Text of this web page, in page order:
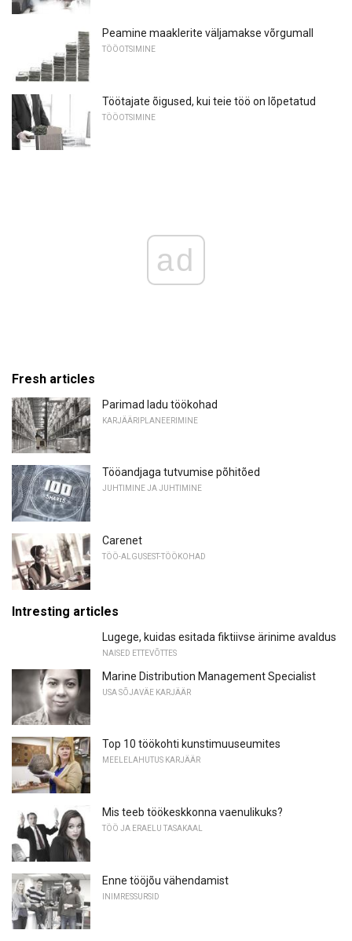
Peamine maaklerite väljamakse võrgumall
TÖÖOTSIMINE
Töötajate õigused, kui teie töö on lõpetatud
TÖÖOTSIMINE
ad
Fresh articles
Parimad ladu töökohad
KARJÄÄRIPLANEERIMINE
Tööandjaga tutvumise põhitõed
JUHTIMINE JA JUHTIMINE
Carenet
TÖÖ-ALGUSEST-TÖÖKOHAD
Intresting articles
Lugege, kuidas esitada fiktiivse ärinime avaldus
NAISED ETTEVÕTTES
Marine Distribution Management Specialist
USA SÕJAVÄE KARJÄÄR
Top 10 töökohti kunstimuuseumites
MEELELAHUTUS KARJÄÄR
Mis teeb töökeskkonna vaenulikuks?
TÖÖ JA ERAELU TASAKAAL
Enne tööjõu vähendamist
INIMRESSURSID